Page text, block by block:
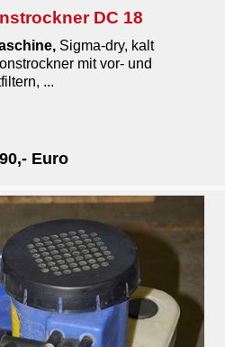
DC 18
, Sigma-dry, kalt
mit vor- und
...
Euro